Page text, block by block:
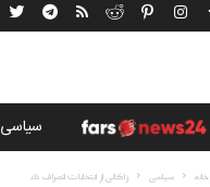
ب
سياسى
خانه سياسى زاکانی از انتخابات انصراف داد